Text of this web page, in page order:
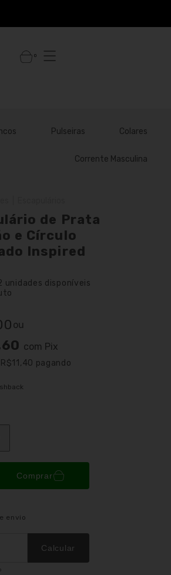
0
Pulseiras Colares
Corrente Masculina
de Prata
e Círculo
Inspired
unidades disponíveis
ou
com Pix
R$11,40 pagando
Comprar
envio
ALTERAR CEP
Calcular